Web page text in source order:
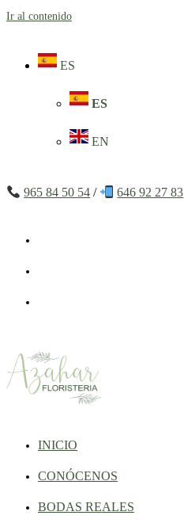
Ir al contenido
ES
ES
EN
965 84 50 54 / 646 92 27 83
INICIO
CONÓCENOS
BODAS REALES